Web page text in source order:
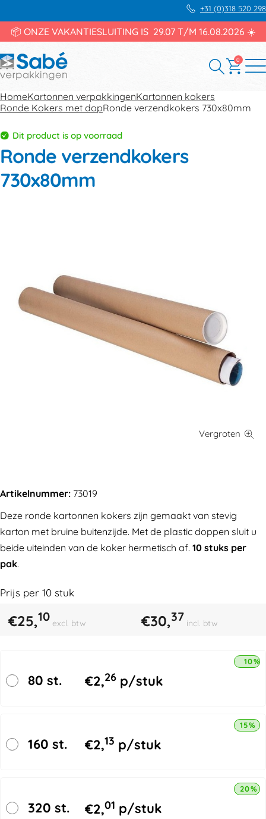
+31 (0)318 520 298
📦 ONZE VAKANTIESLUITING IS 29.07 T/M 16.08.2026 ☀️
0
HomeKartonnen verpakkingenKartonnen kokers
Ronde Kokers met dopRonde verzendkokers 730x80mm
Dit product is op voorraad
Ronde verzendkokers
730x80mm
Artikelnummer: 73019
Deze ronde kartonnen kokers zijn gemaakt van stevig
karton met bruine buitenzijde. Met de plastic doppen sluit u
beide uiteinden van de koker hermetisch af. 10 stuks per
pak.
Prijs per 10 stuk
€25,10 excl. btw €30,37 incl. btw
80 st. €2,26 p/stuk
10%
160 st. €2,13 p/stuk
15%
320 st. €2,01 p/stuk
20%